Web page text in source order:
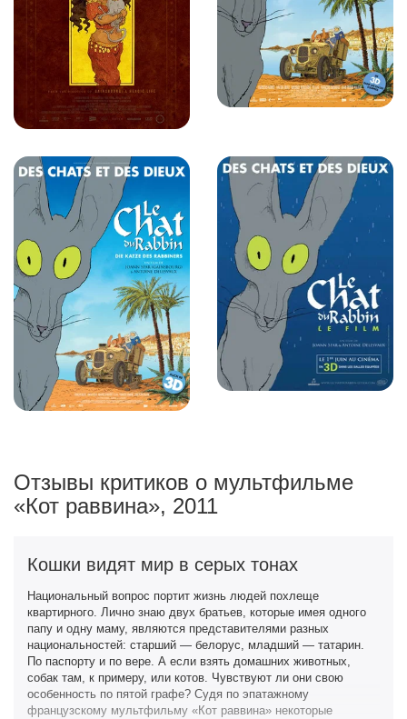
Отзывы критиков о мультфильме
«Кот раввина», 2011
Кошки видят мир в серых тонах
Национальный вопрос портит жизнь людей похлеще
квартирного. Лично знаю двух братьев, которые имея одного
папу и одну маму, являются представителями разных
национальностей: старший — белорус, младший — татарин.
По паспорту и по вере. А если взять домашних животных,
собак там, к примеру, или котов. Чувствуют ли они свою
особенность по пятой графе? Судя по эпатажному
французскому мультфильму «Кот раввина» некоторые